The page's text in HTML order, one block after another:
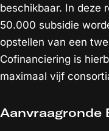
beschikbaar. In deze
50.000 subsidie
opstellen van een
Cofinanciering is
maximaal vijf
Aanvraagronde